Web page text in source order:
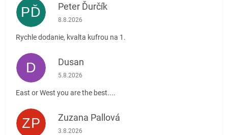
PĎ Peter Ďurčík
Hodnotenie obchodu je 5 z 5 hviezdičiek.
8.8.2026
Rychle dodanie, kvalta kufrou na 1.
D Dusan
Hodnotenie obchodu je 5 z 5 hviezdičiek.
5.8.2026
East or West you are the best....
ZP Zuzana Pallová
Hodnotenie obchodu je 5 z 5 hviezdičiek.
3.8.2026